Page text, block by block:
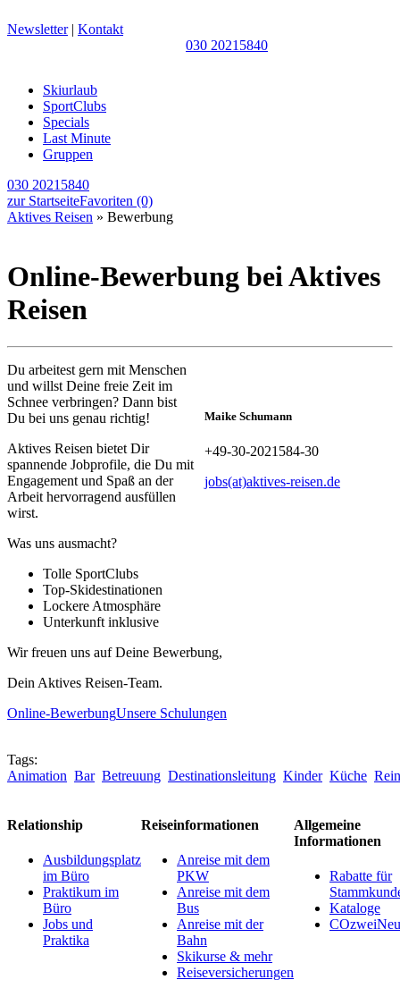
Newsletter| Kontakt
030 20215840
Skiurlaub
SportClubs
Specials
Last Minute
Gruppen
030 20215840
zur StartseiteFavoriten (0)
Aktives Reisen » Bewerbung
Online-Bewerbung bei Aktives
Reisen
Maike Schumann
+49-30-2021584-30
jobs(at)aktives-reisen.de
Du arbeitest gern mit Menschen
und willst Deine freie Zeit im
Schnee verbringen? Dann bist
Du bei uns genau richtig!
Aktives Reisen bietet Dir
spannende Jobprofile, die Du mit
Engagement und Spaß an der
Arbeit hervorragend ausfüllen
wirst.
Was uns ausmacht?
Tolle SportClubs
Top-Skidestinationen
Lockere Atmosphäre
Unterkunft inklusive
Wir freuen uns auf Deine Bewerbung,
Dein Aktives Reisen-Team.
Online-BewerbungUnsere Schulungen
Tags:
Animation Bar Betreuung Destinationsleitung Kinder Küche
Relationship
Ausbildungsplatz
im Büro
Praktikum im
Büro
Jobs und
Praktika
Reiseinformationen
Anreise mit dem
PKW
Anreise mit dem
Bus
Anreise mit der
Bahn
Skikurse & mehr
Reiseversicherungen
Allgemeine
Informationen
Rabatte für
Kataloge